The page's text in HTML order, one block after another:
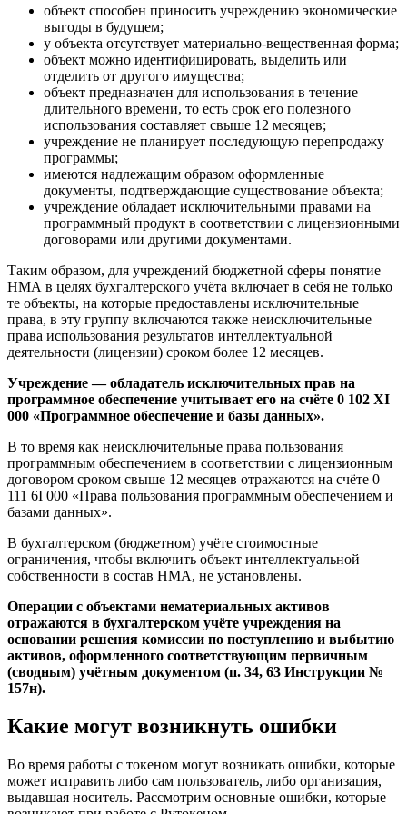
объект способен приносить учреждению экономические
выгоды в будущем;
у объекта отсутствует материально-вещественная форма;
объект можно идентифицировать, выделить или
отделить от другого имущества;
объект предназначен для использования в течение
длительного времени, то есть срок его полезного
использования составляет свыше 12 месяцев;
учреждение не планирует последующую перепродажу
программы;
имеются надлежащим образом оформленные
документы, подтверждающие существование объекта;
учреждение обладает исключительными правами на
программный продукт в соответствии с лицензионными
договорами или другими документами.
Таким образом, для учреждений бюджетной сферы понятие
НМА в целях бухгалтерского учёта включает в себя не только
те объекты, на которые предоставлены исключительные
права, в эту группу включаются также неисключительные
права использования результатов интеллектуальной
деятельности (лицензии) сроком более 12 месяцев.
Учреждение — обладатель исключительных прав на
программное обеспечение учитывает его на счёте 0 102 XI
000 «Программное обеспечение и базы данных».
В то время как неисключительные права пользования
программным обеспечением в соответствии с лицензионным
договором сроком свыше 12 месяцев отражаются на счёте 0
111 6I 000 «Права пользования программным обеспечением и
базами данных».
В бухгалтерском (бюджетном) учёте стоимостные
ограничения, чтобы включить объект интеллектуальной
собственности в состав НМА, не установлены.
Операции с объектами нематериальных активов
отражаются в бухгалтерском учёте учреждения на
основании решения комиссии по поступлению и выбытию
активов, оформленного соответствующим первичным
(сводным) учётным документом (п. 34, 63 Инструкции №
157н).
Какие могут возникнуть ошибки
Во время работы с токеном могут возникать ошибки, которые
может исправить либо сам пользователь, либо организация,
выдавшая носитель. Рассмотрим основные ошибки, которые